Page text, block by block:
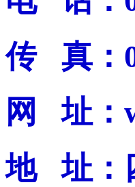
传 真：
网 址：
地 址：